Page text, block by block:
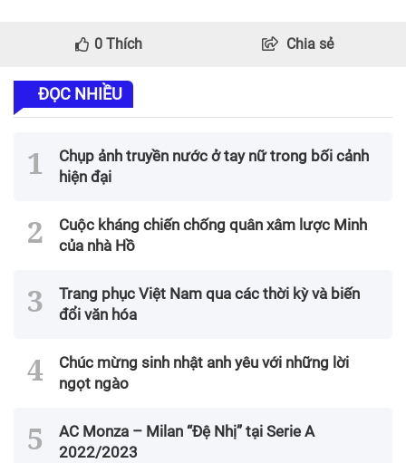
0 Thích Chia sẻ
ĐỌC NHIỀU
Chụp ảnh truyền nước ở tay nữ trong bối cảnh
hiện đại
Cuộc kháng chiến chống quân xâm lược Minh
của nhà Hồ
Trang phục Việt Nam qua các thời kỳ và biến
đổi văn hóa
Chúc mừng sinh nhật anh yêu với những lời
ngọt ngào
AC Monza – Milan “Đệ Nhị” tại Serie A
2022/2023